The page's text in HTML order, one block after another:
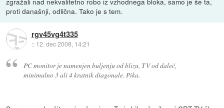
proti današnji, odlična. Tako je s tem.
rgv45vg4t335
:: 12. dec 2008, 14:21
PC monitor je namenjen buljenju od blizu, TV od daleč,
minimalno 3 ali 4 kratnik diagonale. Pika.